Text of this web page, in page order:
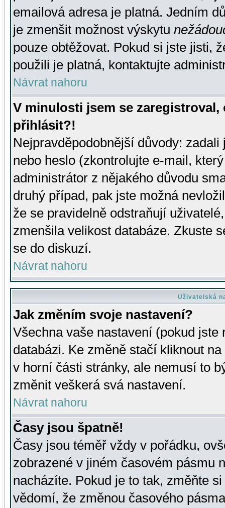
emailová adresa je platná. Jedním
je zmenšit možnost výskytu
pouze obtěžovat. Pokud si jste jisti,
použili je platná, kontaktujte
Návrat nahoru
V minulosti jsem se
přihlásit?!
Nejpravděpodobnější důvody:
nebo heslo (zkontrolujte e-mail,
administrátor z nějakého důvodu
druhý případ, pak jste možná
že se pravidelně odstraňují
zmenšila velikost databáze. Zkuste
se do diskuzí.
Návrat nahoru
Uživatelská
Jak změním svoje nastavení?
Všechna vaše nastavení (pokud
databázi. Ke změně stačí kliknout
v horní části stránky, ale nemusí to
změnit veškerá svá nastavení.
Návrat nahoru
Časy jsou špatně!
Časy jsou téměř vždy v pořádku,
zobrazené v jiném časovém pásmu
nacházíte. Pokud je to tak, změňte
vědomí, že změnou časového